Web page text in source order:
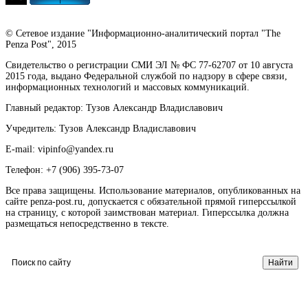
© Сетевое издание "Информационно-аналитический портал "The
Penza Post", 2015
Свидетельство о регистрации СМИ ЭЛ № ФС 77-62707 от 10 августа
2015 года, выдано Федеральной службой по надзору в сфере связи,
информационных технологий и массовых коммуникаций.
Главный редактор: Тузов Александр Владиславович
Учредитель: Тузов Александр Владиславович
E-mail: vipinfo@yandex.ru
Телефон: +7 (906) 395-73-07
Все права защищены. Использование материалов, опубликованных на
сайте penza-post.ru, допускается с обязательной прямой гиперссылкой
на страницу, с которой заимствован материал. Гиперссылка должна
размещаться непосредственно в тексте.